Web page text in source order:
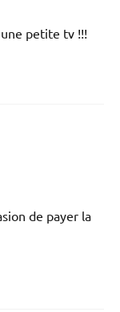
une petite tv !!!
de payer la